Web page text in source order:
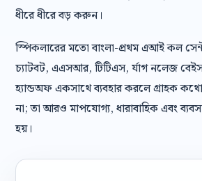
ধীরে ধীরে বড় করুন।
স্পিকলারের মতো বাংলা-প্রথম এআই কল
চ্যাটবট, এএসআর, টিটিএস, র্যাগ নলেজ
হ্যান্ডঅফ একসাথে ব্যবহার করলে গ্রাহক
না; তা আরও মাপযোগ্য, ধারাবাহিক এবং
হয়।